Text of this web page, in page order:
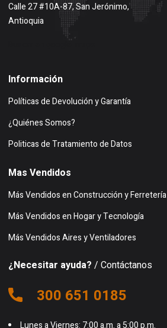
Calle 27 #10A-87, San Jerónimo,
Antioquia
Información
Políticas de Devolución y Garantía
¿Quiénes Somos?
Politicas de Tratamiento de Datos
Mas Vendidos
Más Vendidos en Construcción y Ferretería
Más Vendidos en Hogar y Tecnología
Más Vendidos Aires y Ventiladores
¿Necesitar ayuda? / Contáctanos
300 651 0185
Lunes a Viernes: 7:00 a.m. a 5:00 p.m.